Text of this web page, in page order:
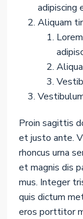
adipiscing
Aliquam
Proin sagittis
et justo ante.
rhoncus urna
et magnis dis
mus. Integer
quis dictum
eros porttitor